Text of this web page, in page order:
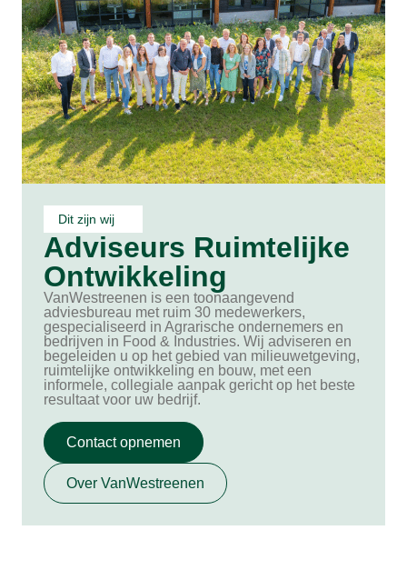
Dit zijn wij
Adviseurs Ruimtelijke
Ontwikkeling
VanWestreenen is een toonaangevend
adviesbureau met ruim 30 medewerkers,
gespecialiseerd in Agrarische ondernemers en
bedrijven in Food & Industries. Wij adviseren en
begeleiden u op het gebied van milieuwetgeving,
ruimtelijke ontwikkeling en bouw, met een
informele, collegiale aanpak gericht op het beste
resultaat voor uw bedrijf.
Contact opnemen
Over VanWestreenen